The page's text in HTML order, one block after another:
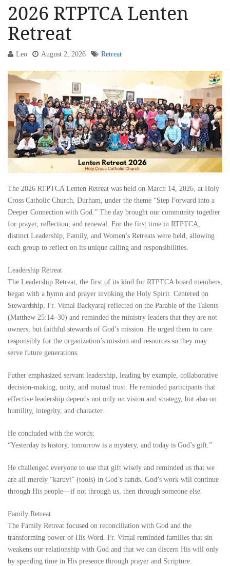
2026 RTPTCA Lenten
Retreat
Leo August 2, 2026 Retreat
The 2026 RTPTCA Lenten Retreat was held on March 14, 2026, at Holy
Cross Catholic Church, Durham, under the theme “Step Forward into a
Deeper Connection with God.” The day brought our community together
for prayer, reflection, and renewal. For the first time in RTPTCA,
distinct Leadership, Family, and Women’s Retreats were held, allowing
each group to reflect on its unique calling and responsibilities.
Leadership Retreat
The Leadership Retreat, the first of its kind for RTPTCA board members,
began with a hymn and prayer invoking the Holy Spirit. Centered on
Stewardship, Fr. Vimal Backyaraj reflected on the Parable of the Talents
(Matthew 25:14–30) and reminded the ministry leaders that they are not
owners, but faithful stewards of God’s mission. He urged them to care
responsibly for the organization’s mission and resources so they may
serve future generations.
Father emphasized servant leadership, leading by example, collaborative
decision-making, unity, and mutual trust. He reminded participants that
effective leadership depends not only on vision and strategy, but also on
humility, integrity, and character.
He concluded with the words:
“Yesterday is history, tomorrow is a mystery, and today is God’s gift.”
He challenged everyone to use that gift wisely and reminded us that we
are all merely “karuvi” (tools) in God’s hands. God’s work will continue
through His people—if not through us, then through someone else.
Family Retreat
The Family Retreat focused on reconciliation with God and the
transforming power of His Word. Fr. Vimal reminded families that sin
weakens our relationship with God and that we can discern His will only
by spending time in His presence through prayer and Scripture.